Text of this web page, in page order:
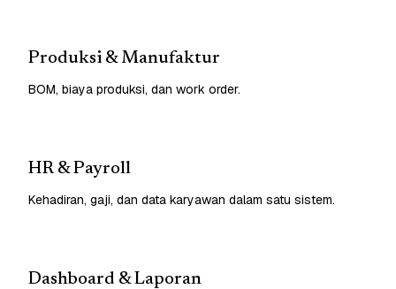
Produksi & Manufaktur
BOM, biaya produksi, dan work order.
HR & Payroll
Kehadiran, gaji, dan data karyawan dalam satu sistem.
Dashboard & Laporan